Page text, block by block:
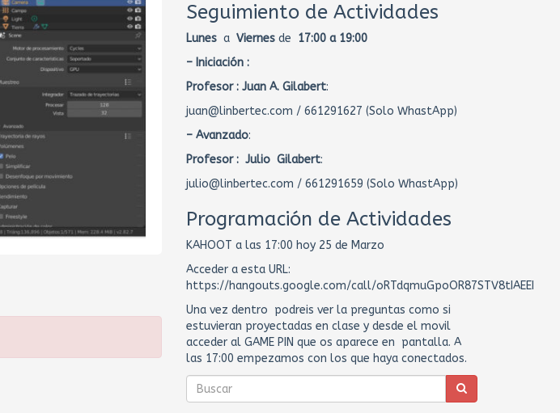
Seguimiento de Actividades
Lunes a Viernes de 17:00 a 19:00
– Iniciación :
Profesor : Juan A. Gilabert:
juan@linbertec.com / 661291627 (Solo WhastApp)
– Avanzado:
Profesor : Julio Gilabert:
julio@linbertec.com / 661291659 (Solo WhastApp)
Programación de Actividades
KAHOOT a las 17:00 hoy 25 de Marzo
Acceder a esta URL:
https://hangouts.google.com/call/oRTdqmuGpoOR87STV8tIAEEI
Una vez dentro podreis ver la preguntas como si
estuvieran proyectadas en clase y desde el movil
acceder al GAME PIN que os aparece en pantalla. A
las 17:00 empezamos con los que haya conectados.